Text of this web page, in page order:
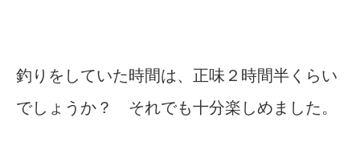
釣りをしていた時間は、正味２時間半くらい
でしょうか？ それでも十分楽しめました。